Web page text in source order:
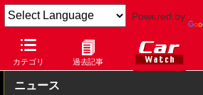
Powered by
カテゴリ 過去記事
Car Watch モータースポーツ サーキット
ニュース